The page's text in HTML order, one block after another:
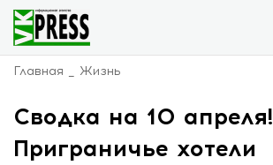
Главная Жизнь
Сводка на 10 апреля!
Приграничье хотели